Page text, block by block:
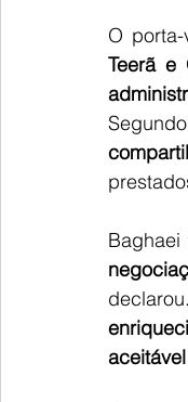
O
Teerã e